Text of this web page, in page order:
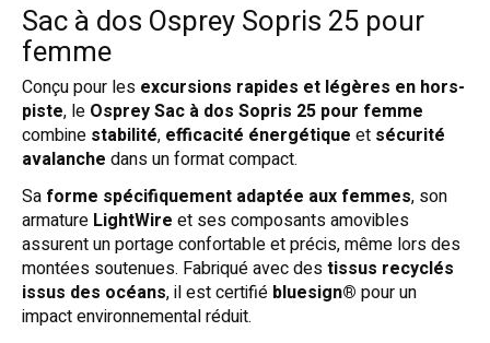
Sac à dos Osprey Sopris 25 pour
femme
Conçu pour les excursions rapides et légères en hors-
piste, le Osprey Sac à dos Sopris 25 pour femme
combine stabilité, efficacité énergétique et sécurité
avalanche dans un format compact.
Sa forme spécifiquement adaptée aux femmes, son
armature LightWire et ses composants amovibles
assurent un portage confortable et précis, même lors des
montées soutenues. Fabriqué avec destissus recyclés
issus des océans, il est certifié bluesign® pour un
impact environnemental réduit.